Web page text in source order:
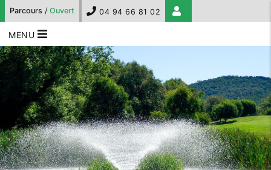
Parcours / Ouvert 04 94 66 81 02
MENU